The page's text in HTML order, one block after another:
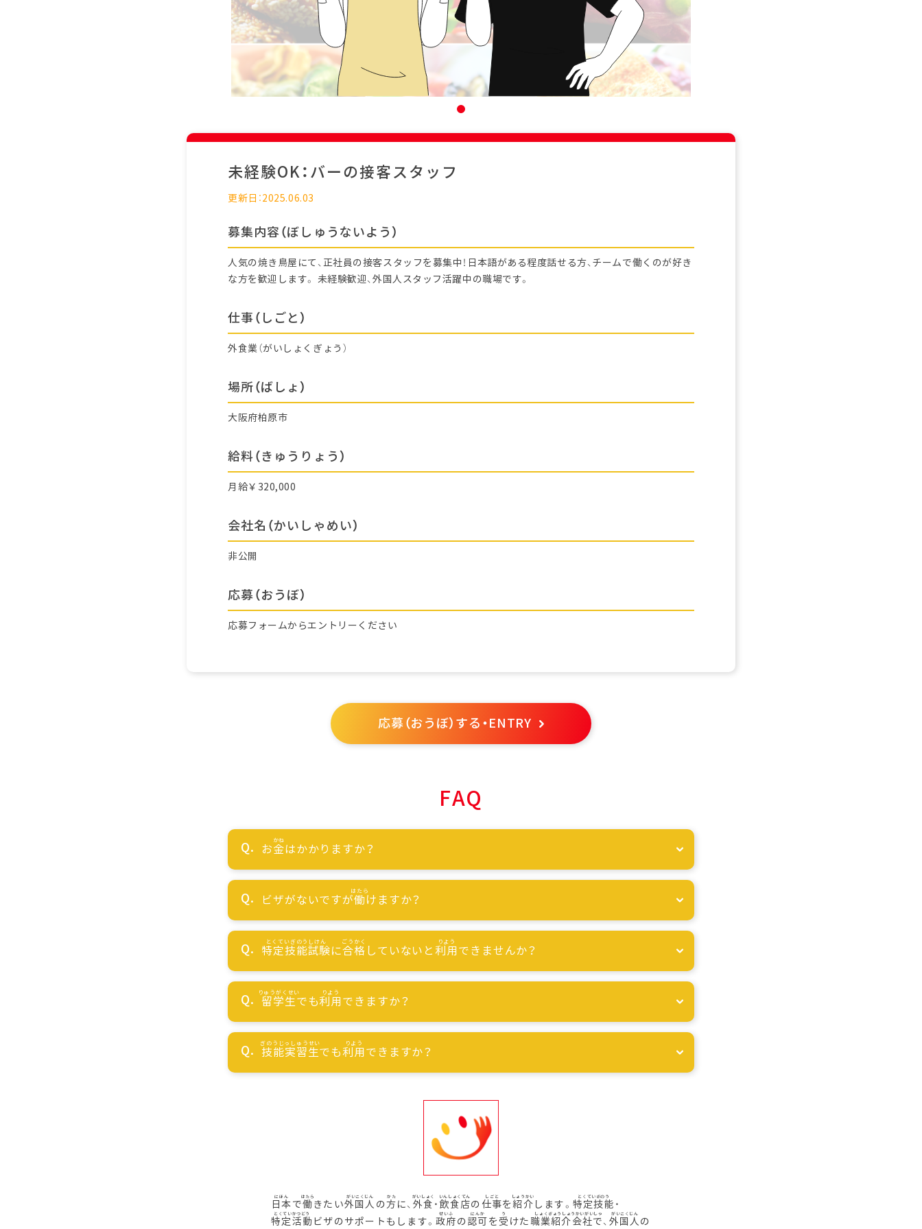
未経験OK：バーの接客スタッフ
更新日：2025.06.03
募集内容（ぼしゅうないよう）
人気の焼き鳥屋にて、正社員の接客スタッフを募集中！日本語がある程度話せる方、チームで働くのが好き
な方を歓迎します。 未経験歓迎、外国人スタッフ活躍中の職場です。
仕事（しごと）
外食業（がいしょくぎょう）
場所（ばしょ）
大阪府柏原市
給料（きゅうりょう）
月給￥320,000
会社名（かいしゃめい）
非公開
応募（おうぼ）
応募フォームからエントリーください
応募（おうぼ）する・ENTRY
FAQ
お金はかかりますか？
ビザがないですが働けますか？
特定技能試験に合格 していないと利用できませんか？
留学生でも利用できますか？
技能実習生でも利用できますか？
日本で働きたい外国人 の方に、 外食 ・ 飲食店の 仕事を紹介 します。 特定技能 ・
特定活動 ビザのサポートもします。政府の 認可を受 けた 職業紹介会社で、 外国人の